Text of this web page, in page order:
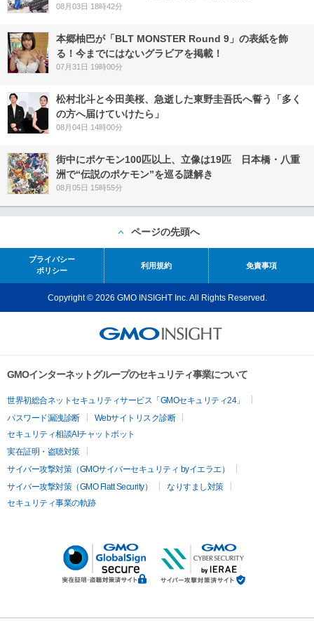
08月03日 18時42分
本郷柚巴が「BLT MONSTER Round 9」の表紙を飾
る！今までにはないグラビアを掲載！
07月31日 19時00分
松村北斗と今田美桜、急逝した東野圭吾氏へ誓う「多く
の方へ届けていけたら」
08月04日 14時00分
街中にポケモン100匹以上、立像は19匹 日本橋・八重
洲で“伝説のポケモン”を巡る謎解き
08月05日 15時55分
ページの先頭へ
プライバシー
ポリシー
利用規約 免責事項
Copyright © 2026 GMO INSIGHT Inc. All Rights Reserved.
GMOインターネットグループのセキュリティ事業について
世界初総合ネットセキュリティサービス「GMOセキュリティ24」
パスワード漏洩診断
Webサイトリスク診断
セキュリティ相談AIチャットボット
実在証明・盗聴対策
サイバー攻撃対策（GMOサイバーセキュリティ byイエラエ）
サイバー攻撃対策（GMO Flatt Security）
なりすまし対策
セキュリティ事業の軌跡